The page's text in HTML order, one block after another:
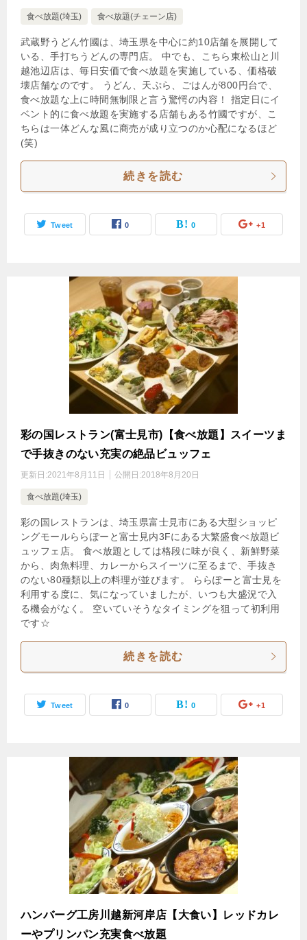
食べ放題(埼玉) 食べ放題(チェーン店)
武蔵野うどん竹國は、埼玉県を中心に約10店舗を展開して
いる、手打ちうどんの専門店。 中でも、こちら東松山と川
越池辺店は、毎日安価で食べ放題を実施している、価格破
壊店舗なのです。 うどん、天ぷら、ごはんが800円台で、
食べ放題な上に時間無制限と言う驚愕の内容！ 指定日にイ
ベント的に食べ放題を実施する店舗もある竹國ですが、こ
ちらは一体どんな風に商売が成り立つのか心配になるほど
(笑)
続きを読む
Tweet 0 0 +1
彩の国レストラン(富士見市)【食べ放題】スイーツま
で手抜きのない充実の絶品ビュッフェ
更新日:2021年8月11日 公開日:2018年8月20日
食べ放題(埼玉)
彩の国レストランは、埼玉県富士見市にある大型ショッピ
ングモールららぽーと富士見内3Fにある大繁盛食べ放題ビ
ュッフェ店。 食べ放題としては格段に味が良く、新鮮野菜
から、肉魚料理、カレーからスイーツに至るまで、手抜き
のない80種類以上の料理が並びます。 ららぽーと富士見を
利用する度に、気になっていましたが、いつも大盛況で入
る機会がなく。 空いていそうなタイミングを狙って初利用
です☆
続きを読む
Tweet 0 0 +1
ハンバーグ工房川越新河岸店【大食い】レッドカレ
ーやプリンパン充実食べ放題